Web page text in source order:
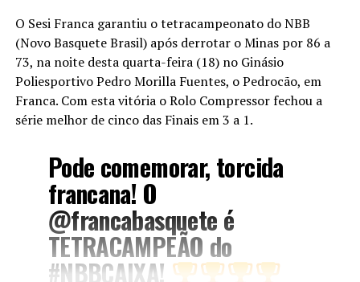
O Sesi Franca garantiu o tetracampeonato do NBB
(Novo Basquete Brasil) após derrotar o Minas por 86 a
73, na noite desta quarta-feira (18) no Ginásio
Poliesportivo Pedro Morilla Fuentes, o Pedrocão, em
Franca. Com esta vitória o Rolo Compressor fechou a
série melhor de cinco das Finais em 3 a 1.
Pode comemorar, torcida
francana! O
@francabasquete é
TETRACAMPEÃO do
#NBBCAIXA!